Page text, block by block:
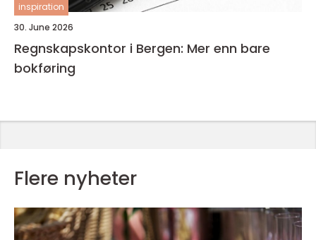
inspiration
30. June 2026
Regnskapskontor i Bergen: Mer enn bare
bokføring
Flere nyheter